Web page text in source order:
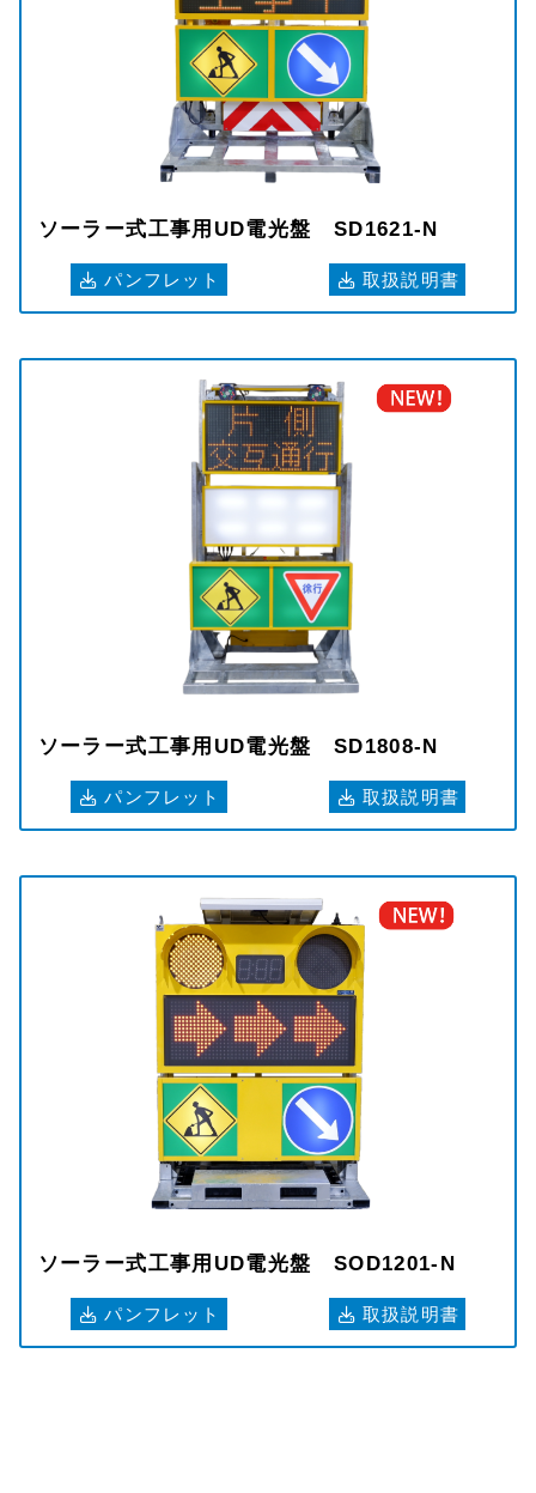
ソーラー式工事用UD電光盤 SD1621-N
パンフレット 取扱説明書
ソーラー式工事用UD電光盤 SD1808-N
パンフレット 取扱説明書
ソーラー式工事用UD電光盤 SOD1201-N
パンフレット 取扱説明書